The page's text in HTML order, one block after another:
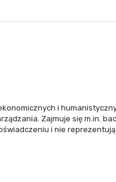
i
Zajmuje się m.in.
i nie